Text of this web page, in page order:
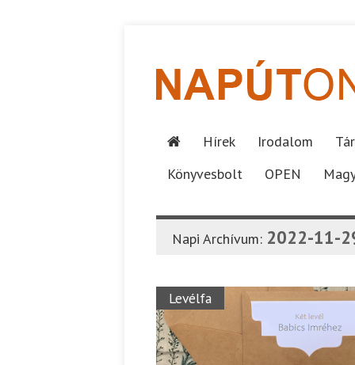
Hírek Irodalom
Könyvesbolt
OPEN
Napi Archívum: 2022-11-
Levélfa